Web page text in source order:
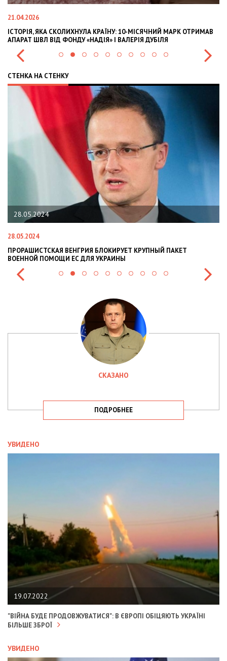
21.04.2026
ІСТОРІЯ, ЯКА СКОЛИХНУЛА КРАЇНУ: 10-МІСЯЧНИЙ МАРК ОТРИМАВ
АПАРАТ ШВЛ ВІД ФОНДУ «НАДІЯ» І ВАЛЕРІЯ ДУБІЛЯ
СТЕНКА НА СТЕНКУ
28.05.2024
28.05.2024
ПРОРАШИСТСКАЯ ВЕНГРИЯ БЛОКИРУЕТ КРУПНЫЙ ПАКЕТ
ВОЕННОЙ ПОМОЩИ ЕС ДЛЯ УКРАИНЫ
СКАЗАНО
ПОДРОБНЕЕ
УВИДЕНО
19.07.2022
"ВІЙНА БУДЕ ПРОДОВЖУВАТИСЯ": В ЄВРОПІ ОБІЦЯЮТЬ УКРАЇНІ
БІЛЬШЕ ЗБРОЇ
УВИДЕНО